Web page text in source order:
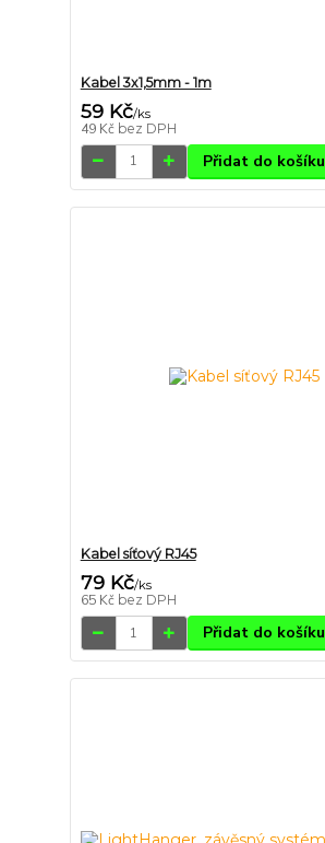
Kabel 3x1,5mm - 1m
59 Kč/ks
49 Kč bez DPH
Přidat do košíku
Kabel síťový RJ45
79 Kč/ks
65 Kč bez DPH
Přidat do košíku